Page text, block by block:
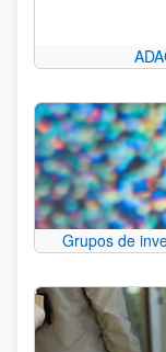
Grupos de